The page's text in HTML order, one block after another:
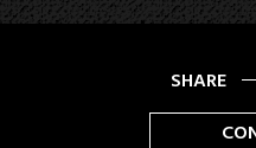
SHARE